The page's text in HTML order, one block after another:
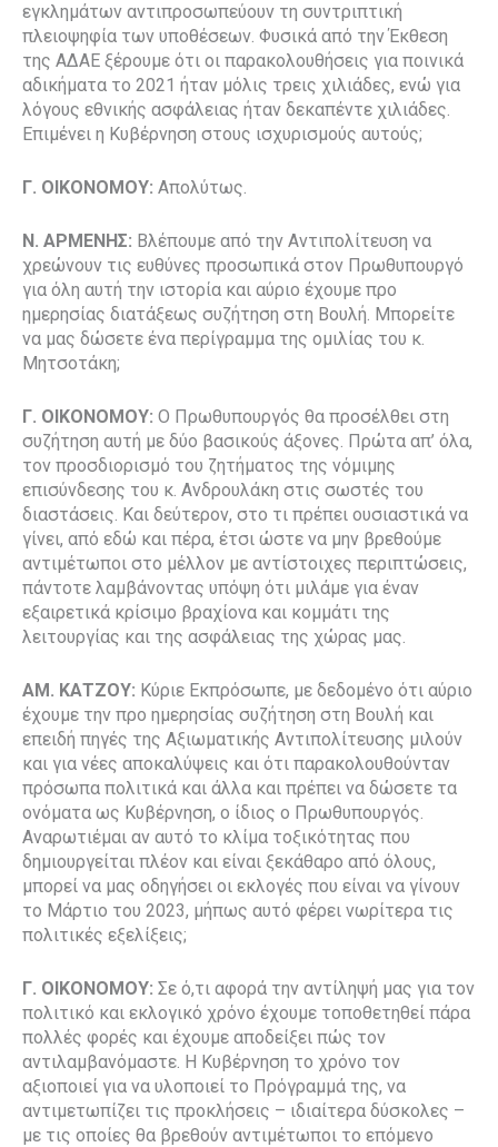
εγκλημάτων αντιπροσωπεύουν τη συντριπτική
πλειοψηφία των υποθέσεων. Φυσικά από την Έκθεση
της ΑΔΑΕ ξέρουμε ότι οι παρακολουθήσεις για ποινικά
αδικήματα το 2021 ήταν μόλις τρεις χιλιάδες, ενώ για
λόγους εθνικής ασφάλειας ήταν δεκαπέντε χιλιάδες.
Επιμένει η Κυβέρνηση στους ισχυρισμούς αυτούς;
Γ. ΟΙΚΟΝΟΜΟΥ: Απολύτως.
Ν. ΑΡΜΕΝΗΣ: Βλέπουμε από την Αντιπολίτευση να
χρεώνουν τις ευθύνες προσωπικά στον Πρωθυπουργό
για όλη αυτή την ιστορία και αύριο έχουμε προ
ημερησίας διατάξεως συζήτηση στη Βουλή. Μπορείτε
να μας δώσετε ένα περίγραμμα της ομιλίας του κ.
Μητσοτάκη;
Γ. ΟΙΚΟΝΟΜΟΥ: Ο Πρωθυπουργός θα προσέλθει στη
συζήτηση αυτή με δύο βασικούς άξονες. Πρώτα απ’ όλα,
τον προσδιορισμό του ζητήματος της νόμιμης
επισύνδεσης του κ. Ανδρουλάκη στις σωστές του
διαστάσεις. Και δεύτερον, στο τι πρέπει ουσιαστικά να
γίνει, από εδώ και πέρα, έτσι ώστε να μην βρεθούμε
αντιμέτωποι στο μέλλον με αντίστοιχες περιπτώσεις,
πάντοτε λαμβάνοντας υπόψη ότι μιλάμε για έναν
εξαιρετικά κρίσιμο βραχίονα και κομμάτι της
λειτουργίας και της ασφάλειας της χώρας μας.
ΑΜ. ΚΑΤΖΟΥ: Κύριε Εκπρόσωπε, με δεδομένο ότι αύριο
έχουμε την προ ημερησίας συζήτηση στη Βουλή και
επειδή πηγές της Αξιωματικής Αντιπολίτευσης μιλούν
και για νέες αποκαλύψεις και ότι παρακολουθούνταν
πρόσωπα πολιτικά και άλλα και πρέπει να δώσετε τα
ονόματα ως Κυβέρνηση, ο ίδιος ο Πρωθυπουργός.
Αναρωτιέμαι αν αυτό το κλίμα τοξικότητας που
δημιουργείται πλέον και είναι ξεκάθαρο από όλους,
μπορεί να μας οδηγήσει οι εκλογές που είναι να γίνουν
το Μάρτιο του 2023, μήπως αυτό φέρει νωρίτερα τις
πολιτικές εξελίξεις;
Γ. ΟΙΚΟΝΟΜΟΥ: Σε ό,τι αφορά την αντίληψή μας για τον
πολιτικό και εκλογικό χρόνο έχουμε τοποθετηθεί πάρα
πολλές φορές και έχουμε αποδείξει πώς τον
αντιλαμβανόμαστε. Η Κυβέρνηση το χρόνο τον
αξιοποιεί για να υλοποιεί το Πρόγραμμά της, να
αντιμετωπίζει τις προκλήσεις – ιδιαίτερα δύσκολες –
με τις οποίες θα βρεθούν αντιμέτωποι το επόμενο